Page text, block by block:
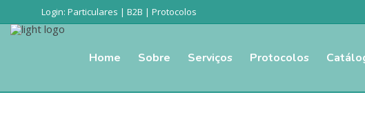
Login: Particulares | B2B | Protocolos
Home Sobre Serviços Protocolos